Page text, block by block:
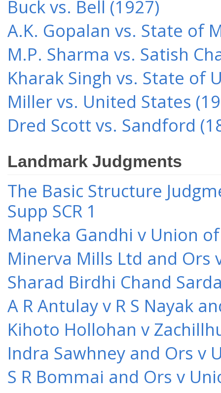
Buck vs. Bell (1927)
A.K. Gopalan vs. State of
M.P. Sharma vs. Satish
Kharak Singh vs. State of
Miller vs. United States
Dred Scott vs. Sandford
Landmark Judgments
The Basic Structure
Supp SCR 1
Maneka Gandhi v Union
Minerva Mills Ltd and Ors
Sharad Birdhi Chand
A R Antulay v R S Nayak
Kihoto Hollohan v
Indra Sawhney and Ors v
S R Bommai and Ors v